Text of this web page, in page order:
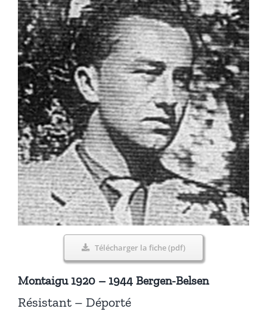
Télécharger la fiche (pdf)
Montaigu 1920 – 1944 Bergen-Belsen
Résistant – Déporté